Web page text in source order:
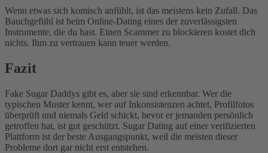
Wenn etwas sich komisch anfühlt, ist das meistens kein Zufall. Das
Bauchgefühl ist beim Online-Dating eines der zuverlässigsten
Instrumente, die du hast. Einen Scammer zu blockieren kostet dich
nichts. Ihm zu vertrauen kann teuer werden.
Fazit
Fake Sugar Daddys gibt es, aber sie sind erkennbar. Wer die
typischen Muster kennt, wer auf Inkonsistenzen achtet, Profilfotos
überprüft und niemals Geld schickt, bevor er jemanden persönlich
getroffen hat, ist gut geschützt. Sugar Dating auf einer verifizierten
Plattform ist der beste Ausgangspunkt, weil die meisten dieser
Probleme dort gar nicht erst entstehen.